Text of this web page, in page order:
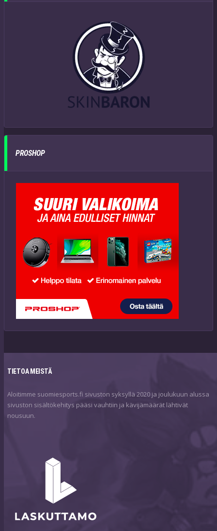
PROSHOP
TIETOA MEISTÄ
Aloitimme suomiesports.fi sivuston syksyllä 2020 ja joulukuun alussa
sivuston sisältökehitys pääsi vauhtiin ja kävijämäärät lähtivät
nousuun.